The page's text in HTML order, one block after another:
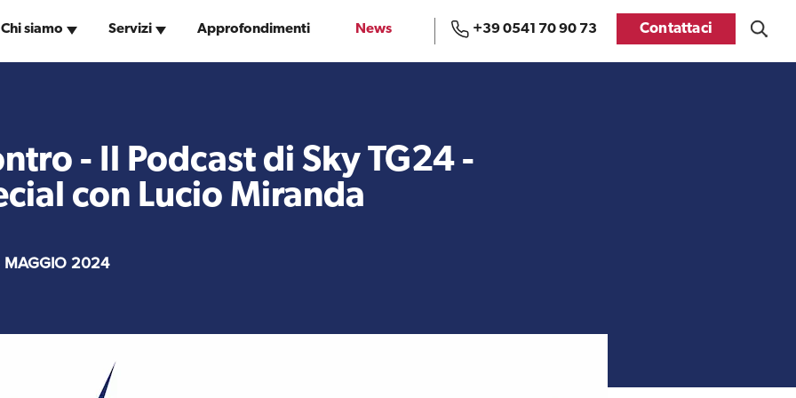
Chi siamo
I Partner di ExportUSA
Servizi
Branding e
Internazionalizzazione
Approfondimenti Contattaci
News +39 0541 70 90 73
- Il Podcast di Sky TG24 -
con Lucio Miranda
2024